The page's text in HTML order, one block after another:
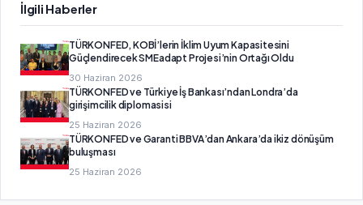
İlgili Haberler
TÜRKONFED, KOBİ’lerin İklim Uyum Kapasitesini
Güçlendirecek SMEadapt Projesi’nin Ortağı Oldu
30 Haziran 2026
TÜRKONFED ve Türkiye İş Bankası’ndan Londra’da
girişimcilik diplomasisi
25 Haziran 2026
TÜRKONFED ve Garanti BBVA’dan Ankara’da ikiz dönüşüm
buluşması
25 Haziran 2026